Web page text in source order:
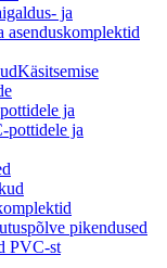
ja
asenduskomplektid
Käsitsemise
ja
pottidele ja
pikendused
PVC-st